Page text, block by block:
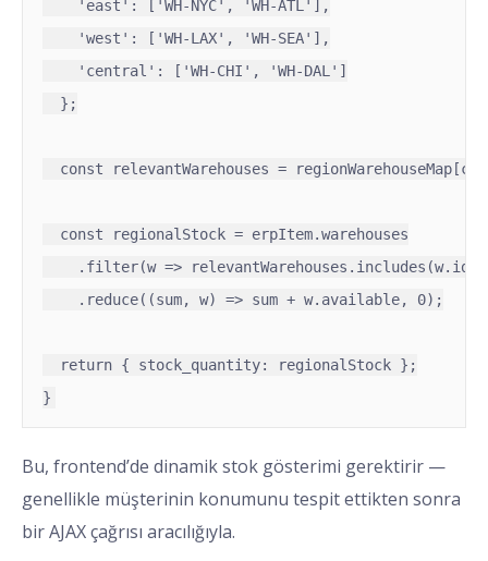
    'east': ['WH-NYC', 'WH-ATL'],
    'west': ['WH-LAX', 'WH-SEA'],
    'central': ['WH-CHI', 'WH-DAL']
  };
const relevantWarehouses =
  const regionalStock = erpItem.warehouses
    .filter(w => relevantWarehouses.includes(w.id))
    .reduce((sum, w) => sum + w.available, 0);
  return { stock_quantity: regionalStock };
}
Bu, frontend’de dinamik stok gösterimi gerektirir —
genellikle müşterinin konumunu tespit ettikten sonra
bir AJAX çağrısı aracılığıyla.